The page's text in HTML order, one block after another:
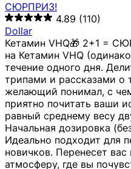
СЮРПРИЗ!
4.89 (110)
Dollar
Кетамин VHQ🎁 2+1 =
на Кетамин VHQ
течение одного дня.
трипами и рассказами о
желающий понимал, с
приятно почитать ваши
равный среднему весу
Начальная дозировка
Идеально подходит для
новичков. Перенесет
атмосферу, где вы